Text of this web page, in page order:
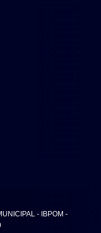
- IBPOM -